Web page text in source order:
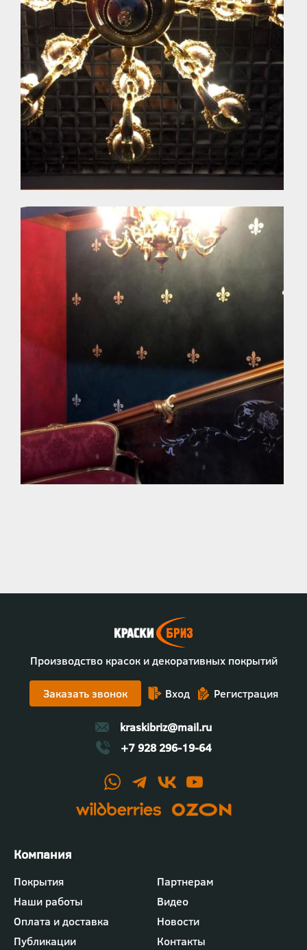
Производство красок и декоративных покрытий
Заказать звонок Вход Регистрация
kraskibriz@mail.ru
+7 928 296-19-64
Футер
-
меню
"Компания"
Покрытия
Партнерам
Наши работы
Видео
Оплата и доставка
Новости
Публикации
Контакты